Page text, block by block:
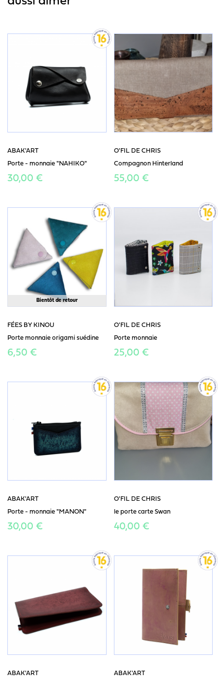
ABAK'ART
Porte - monnaie "NAHIKO"
30,00 €
O'FIL DE CHRIS
Compagnon Hinterland
55,00 €
Bientôt de retour
FÉES BY KINOU
Porte monnaie origami suédine
6,50 €
O'FIL DE CHRIS
Porte monnaie
25,00 €
ABAK'ART
Porte - monnaie "MANON"
30,00 €
O'FIL DE CHRIS
le porte carte Swan
40,00 €
ABAK'ART
ABAK'ART